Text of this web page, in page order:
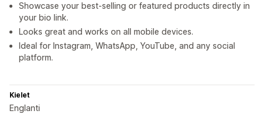
Showcase your best-selling or featured products directly in
your bio link.
Looks great and works on all mobile devices.
Ideal for Instagram, WhatsApp, YouTube, and any social
platform.
Kielet
Englanti